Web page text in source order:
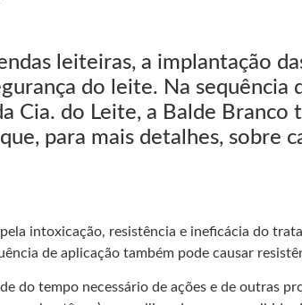
leiteiras, a implantação
do leite. Na
Cia. do Leite, a Balde
para mais detalhes, sobre
pela intoxicação, resistência e ineficácia do
de aplicação também pode causar
do tempo necessário de ações e de outras